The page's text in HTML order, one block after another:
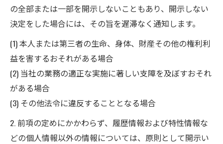
の全部または一部を開示しないこともあり、開示しない
決定をした場合には、その旨を遅滞なく通知します。
(1) 本人または第三者の生命、身体、財産その他の権利利
益を害するおそれがある場合
(2) 当社の業務の適正な実施に著しい支障を及ぼすおそれ
がある場合
(3) その他法令に違反することとなる場合
2. 前項の定めにかかわらず、履歴情報および特性情報な
どの個人情報以外の情報については、原則として開示い